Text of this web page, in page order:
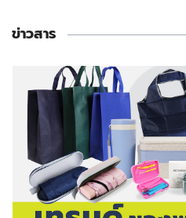
ข่าวสาร